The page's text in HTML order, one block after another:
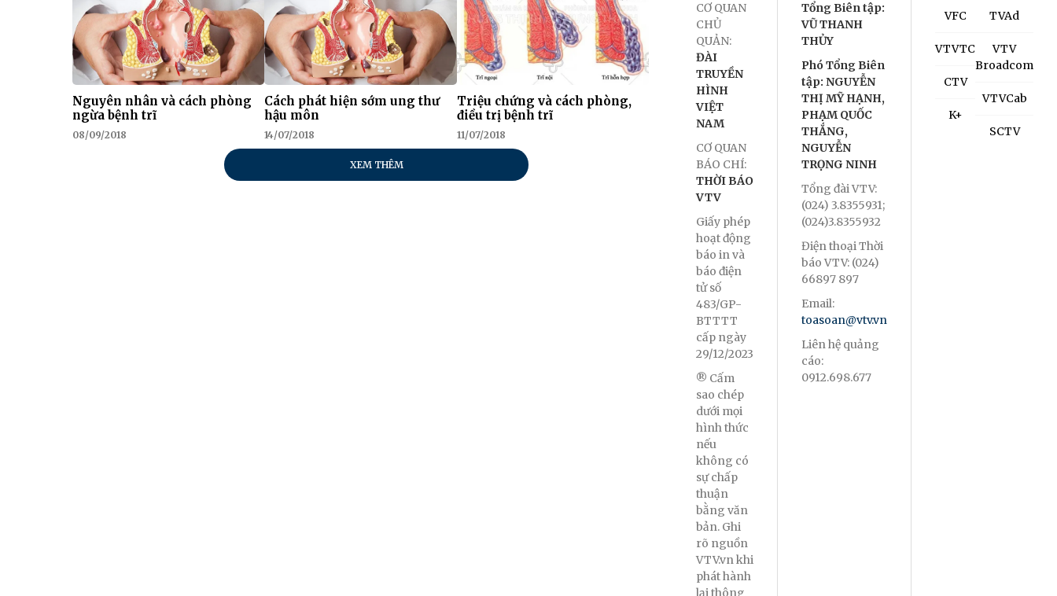
Nguyên nhân và cách phòng
ngừa bệnh trĩ
08/09/2018
Cách phát hiện sớm ung thư
hậu môn
14/07/2018
Triệu chứng và cách phòng,
điều trị bệnh trĩ
11/07/2018
XEM THÊM
CƠ QUAN
CHỦ
QUẢN:
ĐÀI
TRUYỀN
HÌNH
VIỆT
NAM
CƠ QUAN
BÁO CHÍ:
THỜI BÁO
VTV
Giấy phép
hoạt động
báo in và
báo điện
tử số
483/GP-
BTTTT
cấp ngày
29/12/2023
® Cấm
sao chép
dưới mọi
hình thức
nếu
không có
sự chấp
thuận
bằng văn
bản. Ghi
rõ nguồn
VTV.vn khi
phát hành
lại thông
Tổng Biên tập:
VŨ THANH
THỦY
Phó Tổng Biên
tập: NGUYỄN
THỊ MỸ HẠNH,
PHẠM QUỐC
THẮNG,
NGUYỄN
TRỌNG NINH
Tổng đài VTV:
(024) 3.8355931;
(024)3.8355932
Điện thoại Thời
báo VTV: (024)
66897 897
Email:
toasoan@vtv.vn
Liên hệ quảng
cáo:
0912.698.677
VFC
VTVTC
CTV
K+
TVAd
VTV
Broadcom
VTVCab
SCTV